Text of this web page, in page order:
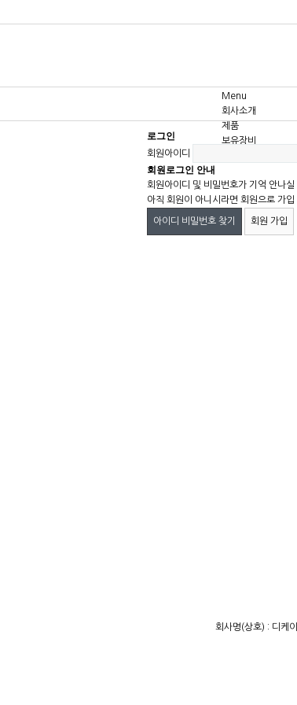
Menu
회사소개
제품
보유장비
로그인
회원아이디
회원로그인 안내
회원아이디 및 비밀번호가 기억 안나
아직 회원이 아니시라면 회원으로 가입
아이디 비밀번호 찾기 회원 가입
회사명(상호) : 디케